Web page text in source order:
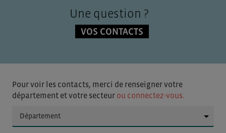
Une question ?
VOS CONTACTS
Pour voir les contacts, merci de renseigner votre
département et votre secteur ou connectez-vous.